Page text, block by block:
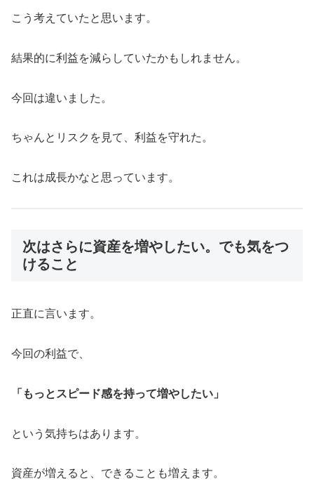
こう考えていたと思います。
結果的に利益を減らしていたかもしれません。
今回は違いました。
ちゃんとリスクを見て、利益を守れた。
これは成長かなと思っています。
次はさらに資産を増やしたい。でも気をつ
けること
正直に言います。
今回の利益で、
「もっとスピード感を持って増やしたい」
という気持ちはあります。
資産が増えると、できることも増えます。